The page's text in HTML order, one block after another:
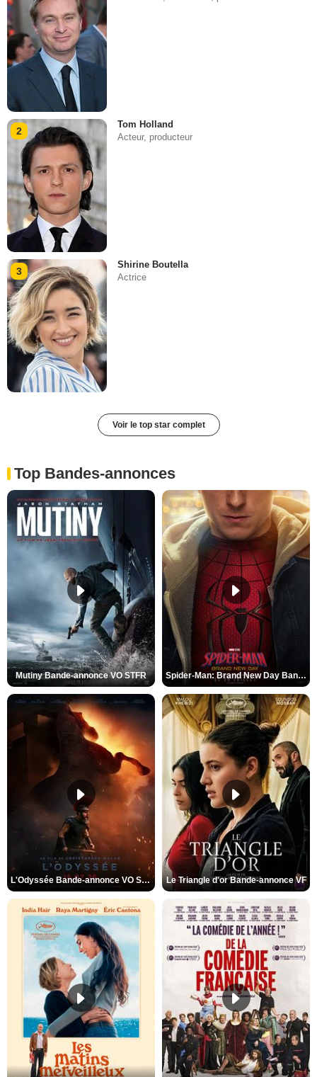
2
Tom Holland
Acteur, producteur
3
Shirine Boutella
Actrice
Voir le top star complet
Top Bandes-annonces
Mutiny Bande-annonce VO STFR Spider-Man: Brand New Day Bande-annonce VO STFR
L'Odyssée Bande-annonce VO STFR Le Triangle d'or Bande-annonce VF